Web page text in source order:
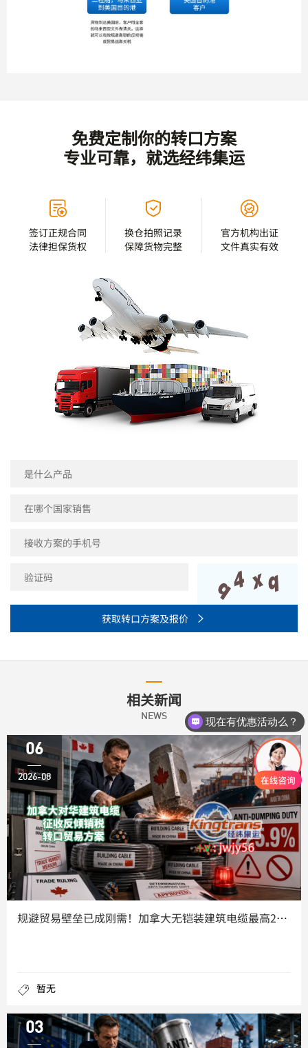
免费定制你的转口方案
专业可靠，就选经纬集运
签订正规合同
法律担保货权
换仓拍照记录
保障货物完整
官方机构出证
文件真实有效
获取转口方案及报价 
相关新闻
NEWS
06
2026-08
规避贸易壁垒已成刚需！加拿大无铠装建筑电缆最高225.9%双
暂无
03
可以介绍下你们的产品么？